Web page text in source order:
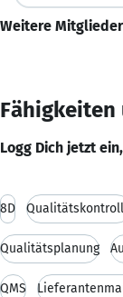
Weitere Mitglieder
Logg Dich jetzt
8D
Qualitätsplanung
QMS